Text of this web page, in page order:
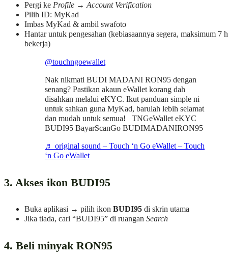
Pergi ke Profile →Account Verification
Pilih ID: MyKad
Imbas MyKad & ambil swafoto
Hantar untuk pengesahan (kebiasaannya segera, maksimum 7
bekerja)
@touchngoewallet
Nak nikmati BUDI MADANI RON95 dengan
senang? Pastikan akaun eWallet korang dah
disahkan melalui eKYC. Ikut panduan simple ni
untuk sahkan guna MyKad, barulah lebih selamat
dan mudah untuk semua! ​ ​ TNGeWallet eKYC
BUDI95 BayarScanGo BUDIMADANIRON95
♬ original sound – Touch ‘n Go eWallet – Touch
‘n Go eWallet
3. Akses ikon BUDI95
Buka aplikasi → pilih ikon BUDI95 di skrin utama
Jika tiada, cari “BUDI95” di ruangan Search
4. Beli minyak RON95